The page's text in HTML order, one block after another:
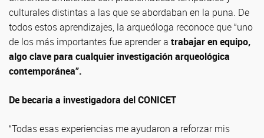
culturales distintas a las que se abordaban en la puna. De
todos estos aprendizajes, la arqueóloga reconoce que “uno
de los más importantes fue aprender a trabajar en equipo,
algo clave para cualquier investigación arqueológica
contemporánea”.
De becaria a investigadora del CONICET
“Todas esas experiencias me ayudaron a reforzar mis